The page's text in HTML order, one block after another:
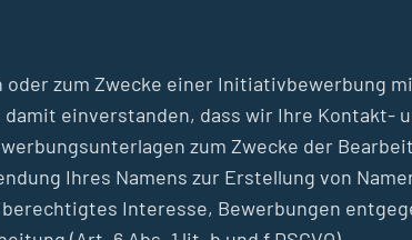
oder zum Zwecke einer Initiativbewerbung
einverstanden, dass wir Ihre Kontakt-
zum Zwecke der
Ihres Namens zur Erstellung von
Interesse, Bewerbungen